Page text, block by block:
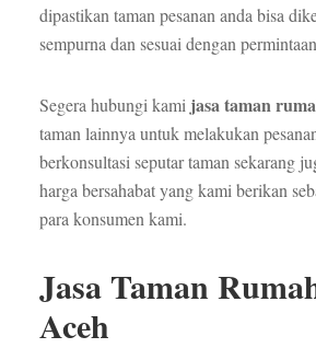
dipastikan taman pesanan anda bisa
sempurna dan sesuai dengan
Segera hubungi kami jasa taman
taman lainnya untuk melakukan
berkonsultasi seputar taman sekarang
harga bersahabat yang kami berikan
para konsumen kami.
Jasa Taman
Aceh